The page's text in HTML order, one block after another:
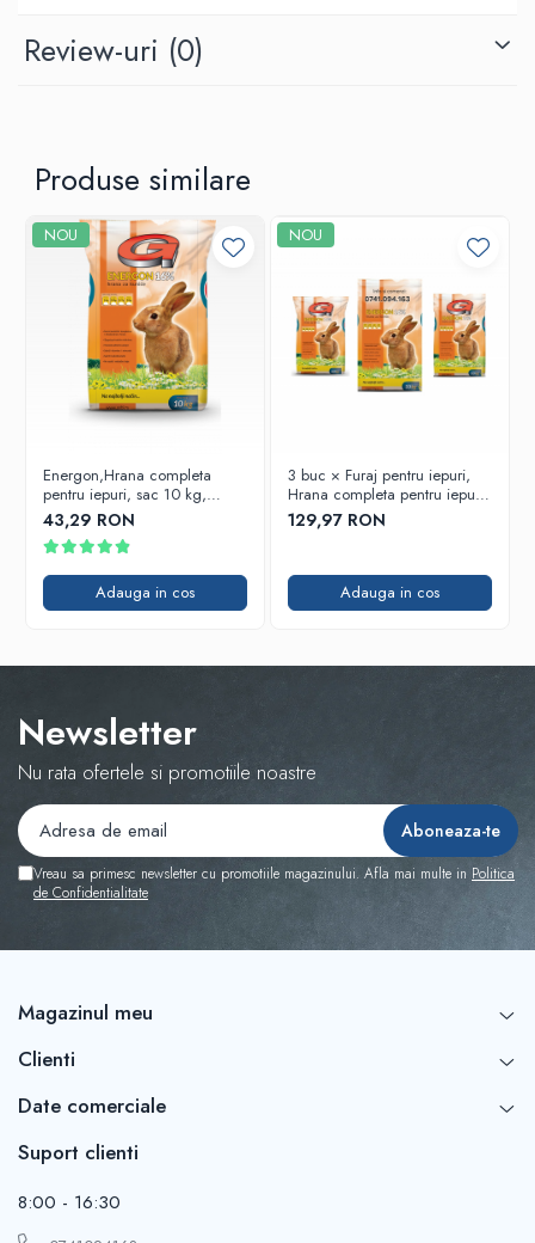
Review-uri (0)
Produse similare
NOU
Energon,Hrana completa
pentru iepuri, sac 10 kg,
Amestec complet sub forma
de peleti, 16% proteina
43,29 RON
Adauga in cos
NOU
3 buc × Furaj pentru iepuri,
Hrana completa pentru iepuri,
sac 10 kg, Amestec complet
sub forma de peleti, Energon
129,97 RON
Adauga in cos
Newsletter
Nu rata ofertele si promotiile noastre
Vreau sa primesc newsletter cu promotiile magazinului. Afla mai multe in Politica
de Confidentialitate
Magazinul meu
Clienti
Date comerciale
Suport clienti
8:00 - 16:30